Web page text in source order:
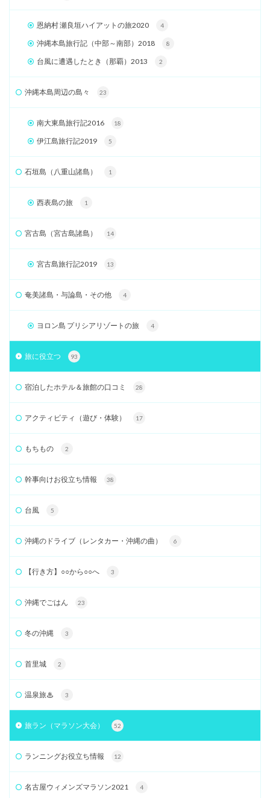
恩納村 瀬良垣ハイアットの旅2020 4
沖縄本島旅行記（中部～南部）2018 8
台風に遭遇したとき（那覇）2013 2
沖縄本島周辺の島々 23
南大東島旅行記2016 18
伊江島旅行記2019 5
石垣島（八重山諸島） 1
西表島の旅 1
宮古島（宮古島諸島） 14
宮古島旅行記2019 13
奄美諸島・与論島・その他 4
ヨロン島 プリシアリゾートの旅 4
旅に役立つ 93
宿泊したホテル＆旅館の口コミ 28
アクティビティ（遊び・体験） 17
もちもの 2
幹事向けお役立ち情報 38
台風 5
沖縄のドライブ（レンタカー・沖縄の曲） 6
【行き方】○○から○○へ 3
沖縄でごはん 23
冬の沖縄 3
首里城 2
温泉旅♨ 3
旅ラン（マラソン大会） 52
ランニングお役立ち情報 12
名古屋ウィメンズマラソン2021 4